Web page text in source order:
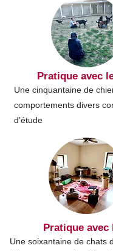
Pratique avec
Une cinquantaine de
comportements divers
d'étude
Pratique avec
Une soixantaine de chats